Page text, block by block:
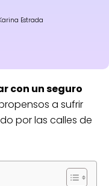
Estrada
con un seguro
a sufrir
por las calles de